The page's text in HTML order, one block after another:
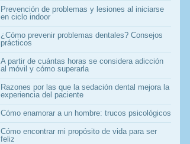
Prevención de problemas y lesiones al iniciarse
en ciclo indoor
¿Cómo prevenir problemas dentales? Consejos
prácticos
A partir de cuántas horas se considera adicción
al móvil y cómo superarla
Razones por las que la sedación dental mejora la
experiencia del paciente
Cómo enamorar a un hombre: trucos psicológicos
Cómo encontrar mi propósito de vida para ser
feliz